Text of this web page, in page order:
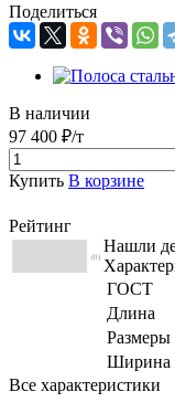
Поделиться
В наличии
97 400 ₽/т
Купить В корзине
Рейтинг
(0)
Нашли
ГОСТ
Длина
Размеры
Ширина
Все характеристики